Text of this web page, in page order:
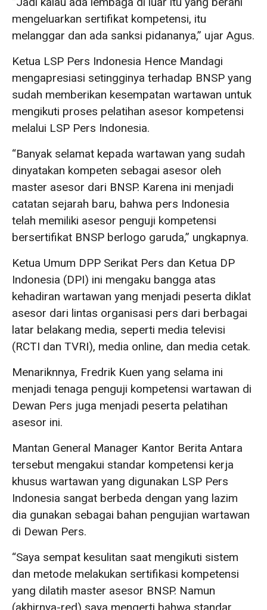
mengeluarkan sertifikat kompetensi, itu
melanggar dan ada sanksi pidananya,” ujar Agus.
Ketua LSP Pers Indonesia Hence Mandagi
mengapresiasi setingginya terhadap BNSP yang
sudah memberikan kesempatan wartawan untuk
mengikuti proses pelatihan asesor kompetensi
melalui LSP Pers Indonesia.
“Banyak selamat kepada wartawan yang sudah
dinyatakan kompeten sebagai asesor oleh
master asesor dari BNSP. Karena ini menjadi
catatan sejarah baru, bahwa pers Indonesia
telah memiliki asesor penguji kompetensi
bersertifikat BNSP berlogo garuda,” ungkapnya.
Ketua Umum DPP Serikat Pers dan Ketua DP
Indonesia (DPI) ini mengaku bangga atas
kehadiran wartawan yang menjadi peserta diklat
asesor dari lintas organisasi pers dari berbagai
latar belakang media, seperti media televisi
(RCTI dan TVRI), media online, dan media cetak.
Menariknnya, Fredrik Kuen yang selama ini
menjadi tenaga penguji kompetensi wartawan di
Dewan Pers juga menjadi peserta pelatihan
asesor ini.
Mantan General Manager Kantor Berita Antara
tersebut mengakui standar kompetensi kerja
khusus wartawan yang digunakan LSP Pers
Indonesia sangat berbeda dengan yang lazim
dia gunakan sebagai bahan pengujian wartawan
di Dewan Pers.
“Saya sempat kesulitan saat mengikuti sistem
dan metode melakukan sertifikasi kompetensi
yang dilatih master asesor BNSP. Namun